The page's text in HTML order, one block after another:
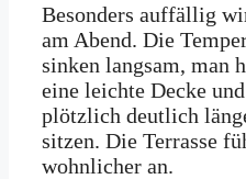
Besonders auffällig
am Abend. Die
sinken langsam, man
eine leichte Decke
plötzlich deutlich
sitzen. Die Terrasse
wohnlicher an.